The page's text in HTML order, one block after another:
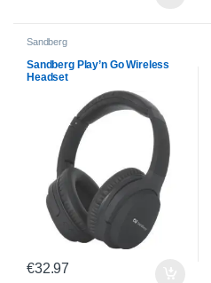
Sandberg
Sandberg Play’n Go Wireless
Headset
€32.97